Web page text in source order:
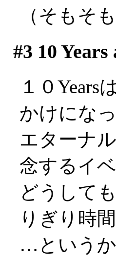
（そもそ
#3 10
１０
かけになっ
エターナ
念するイ
どうして
りぎり時
…という